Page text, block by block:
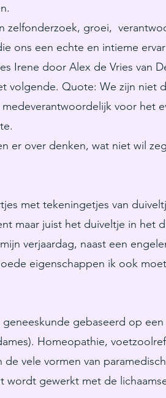
zelfonderzoek, groei,
ons een echte en intieme
Irene door Alex de Vries van
volgende. Quote: We zijn niet
medeverantwoordelijk voor het
er over denken, wat niet wil
met tekeningetjes van
maar juist het duiveltje in het
verjaardag, naast een
eigenschappen ik ook
gebaseerd op
Homeopathie,
de vele vormen van
wordt gewerkt met de